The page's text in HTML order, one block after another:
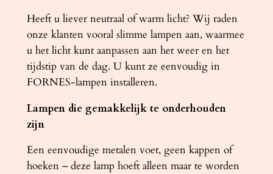
Heeft u liever neutraal of warm licht? Wij raden
onze klanten vooral slimme lampen aan, waarmee
u het licht kunt aanpassen aan het weer en het
tijdstip van de dag. U kunt ze eenvoudig in
FORNES-lampen installeren.
Lampen die gemakkelijk te onderhouden
zijn
Een eenvoudige metalen voet, geen kappen of
hoeken – deze lamp hoeft alleen maar te worden